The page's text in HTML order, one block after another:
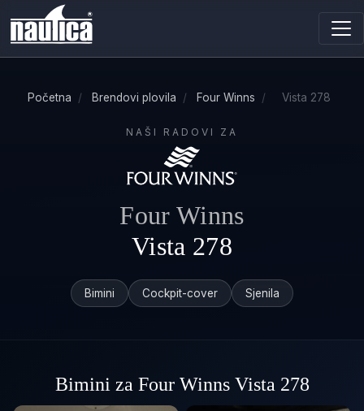
Početna / Brendovi plovila / Four Winns / Vista 278
NAŠI RADOVI ZA
Four Winns
Vista 278
Bimini Cockpit-cover Sjenila
Bimini za Four Winns Vista 278